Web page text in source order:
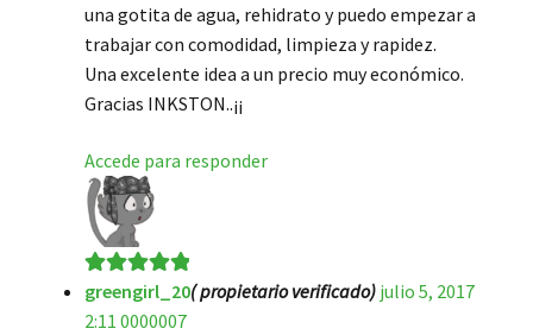
una gotita de agua, rehidrato y puedo empezar a
trabajar con comodidad, limpieza y rapidez.
Una excelente idea a un precio muy económico.
Gracias INKSTON..¡¡
Accede para responder
Valorado en5
de 5
greengirl_20( propietario verificado) julio 5, 2017
2:11 0000007